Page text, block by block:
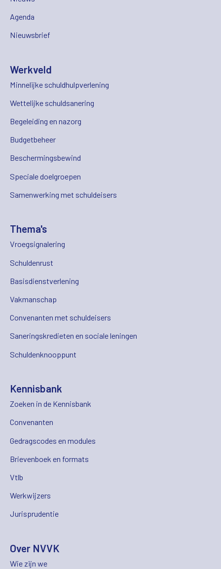
Agenda
Nieuwsbrief
Werkveld
Minnelijke schuldhulpverlening
Wettelijke schuldsanering
Begeleiding en nazorg
Budgetbeheer
Beschermingsbewind
Speciale doelgroepen
Samenwerking met schuldeisers
Thema's
Vroegsignalering
Schuldenrust
Basisdienstverlening
Vakmanschap
Convenanten met schuldeisers
Saneringskredieten en sociale leningen
Schuldenknooppunt
Kennisbank
Zoeken in de Kennisbank
Convenanten
Gedragscodes en modules
Brievenboek en formats
Vtlb
Werkwijzers
Jurisprudentie
Over NVVK
Wie zijn we